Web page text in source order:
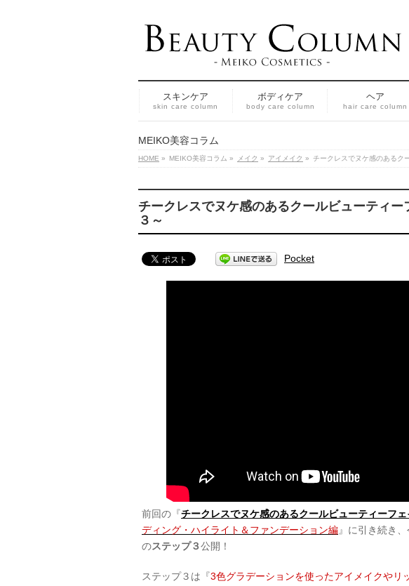
スキンケア
skin care column
ボディケア
body care column
ヘア
hair care column
MEIKO美容コラム
HOME » MEIKO美容コラム » メイク » アイメイク » チークレスでヌケ感のあるク
チークレスでヌケ感のあるクールビューティ
３～
Pocket
前回の『チークレスでヌケ感のあるクールビューティーフ
ディング・ハイライト＆ファンデーション編』に引き続き
のステップ３公開！
ステップ３は『3色グラデーションを使ったアイメイクやリ